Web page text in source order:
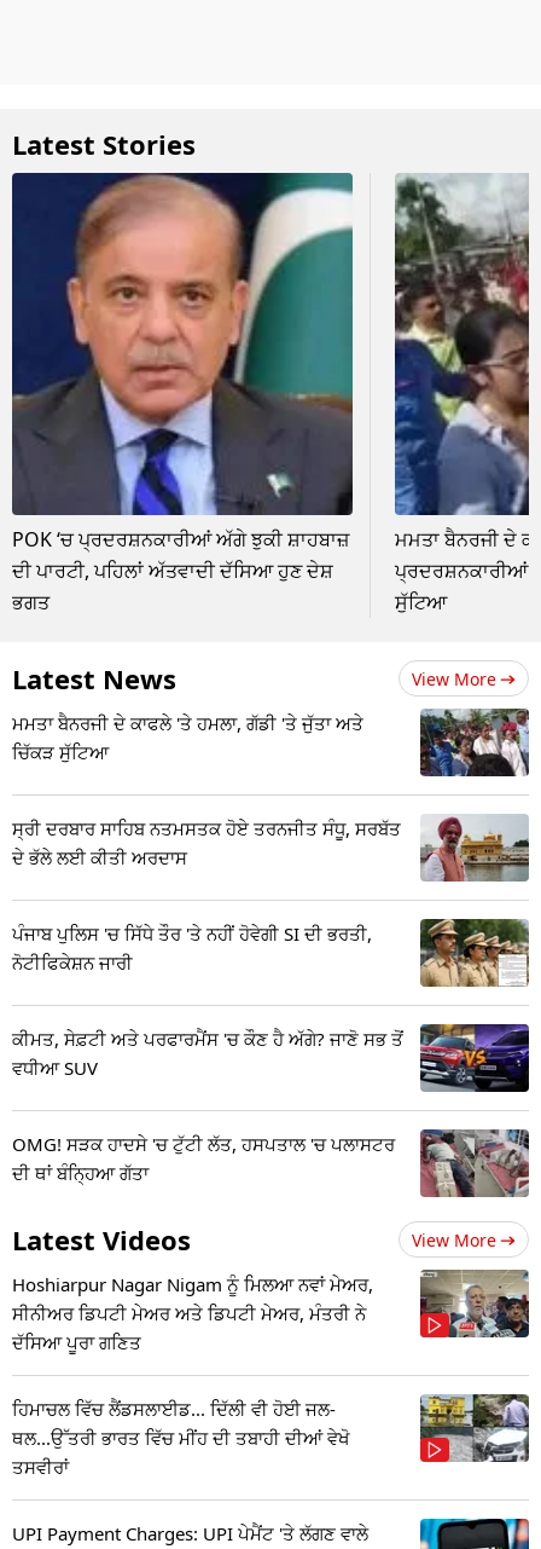
Latest Stories
POK ‘ਚ ਪ੍ਰਦਰਸ਼ਨਕਾਰੀਆਂ ਅੱਗੇ ਝੁਕੀ ਸ਼ਾਹਬਾਜ਼
ਦੀ ਪਾਰਟੀ, ਪਹਿਲਾਂ ਅੱਤਵਾਦੀ ਦੱਸਿਆ ਹੁਣ ਦੇਸ਼
ਭਗਤ
ਮਮਤਾ ਬੈਨਰਜੀ ਦੇ
ਪ੍ਰਦਰਸ਼ਨਕਾਰੀਆਂ
ਸੁੱਟਿਆ
Latest News View More
ਮਮਤਾ ਬੈਨਰਜੀ ਦੇ ਕਾਫਲੇ 'ਤੇ ਹਮਲਾ, ਗੱਡੀ 'ਤੇ ਜੁੱਤਾ ਅਤੇ
ਚਿੱਕੜ ਸੁੱਟਿਆ
ਸ੍ਰੀ ਦਰਬਾਰ ਸਾਹਿਬ ਨਤਮਸਤਕ ਹੋਏ ਤਰਨਜੀਤ ਸੰਧੂ, ਸਰਬੱਤ
ਦੇ ਭੱਲੇ ਲਈ ਕੀਤੀ ਅਰਦਾਸ
ਪੰਜਾਬ ਪੁਲਿਸ 'ਚ ਸਿੱਧੇ ਤੌਰ 'ਤੇ ਨਹੀਂ ਹੋਵੇਗੀ SI ਦੀ ਭਰਤੀ,
ਨੋਟੀਫਿਕੇਸ਼ਨ ਜਾਰੀ
ਕੀਮਤ, ਸੇਫ਼ਟੀ ਅਤੇ ਪਰਫਾਰਮੈਂਸ 'ਚ ਕੌਣ ਹੈ ਅੱਗੇ? ਜਾਣੋ ਸਭ ਤੋਂ
ਵਧੀਆ SUV
OMG! ਸੜਕ ਹਾਦਸੇ 'ਚ ਟੁੱਟੀ ਲੱਤ, ਹਸਪਤਾਲ 'ਚ ਪਲਾਸਟਰ
ਦੀ ਥਾਂ ਬੰਨ੍ਹਿਆ ਗੱਤਾ
Latest Videos View More
Hoshiarpur Nagar Nigam ਨੂੰ ਮਿਲਆ ਨਵਾਂ ਮੇਅਰ,
ਸੀਨੀਅਰ ਡਿਪਟੀ ਮੇਅਰ ਅਤੇ ਡਿਪਟੀ ਮੇਅਰ, ਮੰਤਰੀ ਨੇ
ਦੱਸਿਆ ਪੂਰਾ ਗਣਿਤ
ਹਿਮਾਚਲ ਵਿੱਚ ਲੈਂਡਸਲਾਈਡ... ਦਿੱਲੀ ਵੀ ਹੋਈ ਜਲ-
ਥਲ...ਉੱਤਰੀ ਭਾਰਤ ਵਿੱਚ ਮੀਂਹ ਦੀ ਤਬਾਹੀ ਦੀਆਂ ਵੇਖੋ
ਤਸਵੀਰਾਂ
UPI Payment Charges: UPI ਪੇਮੈਂਟ 'ਤੇ ਲੱਗਣ ਵਾਲੇ